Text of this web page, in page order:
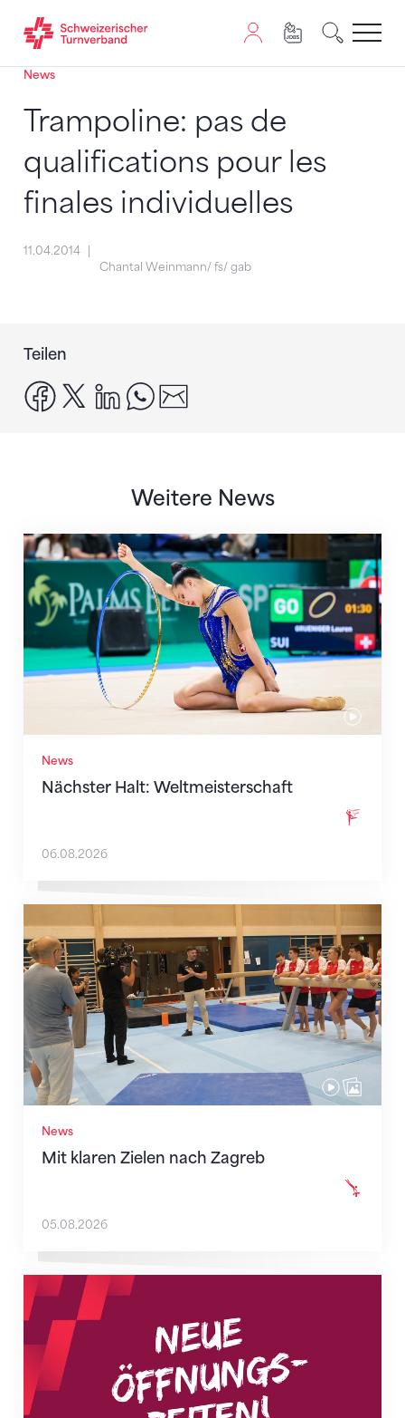
Zum Inhalt springen
Zur Sitemap navigieren
Zum Navigieren dieser Seite wird JavaScript benötigt.
News
Trampoline: pas de
qualifications pour les
finales individuelles
11.04.2014
Chantal Weinmann/ fs/ gab
Teilen
facebook
x linkedinwhatsapp
Weitere News
News
Nächster Halt: Weltmeisterschaft
Nächster Halt: Weltmeisterschaft
06.08.2026
News
Mit klaren Zielen nach Zagreb
Mit klaren Zielen nach Zagreb
05.08.2026
Neue Empfangszeiten ab 1. August 2026